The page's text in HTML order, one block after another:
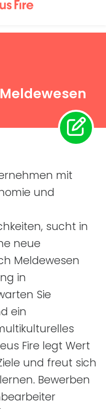
mit
und
sucht in
neue
Meldewesen
in
Sie
ein
Fire legt Wert
und freut sich
Bewerben